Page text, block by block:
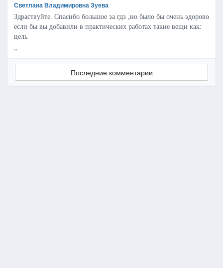
Светлана Владимировна Зуева
Здраствуйте. Спасибо большое за гдз ,но было бы очень здорово
если бы вы добавили в практических работах такие вещи как:
цель
..
Последние комментарии